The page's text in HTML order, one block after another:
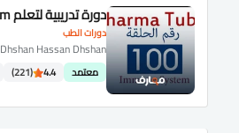
دورات الطب
دورة تدريبية لتعلم Immune System
Dhshan Hassan Dhshan
معتمد 4.4
(221)